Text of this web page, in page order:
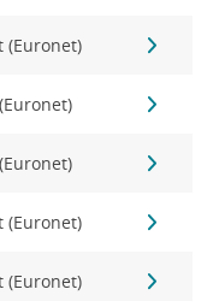
(Euronet)
(Euronet)
(Euronet)